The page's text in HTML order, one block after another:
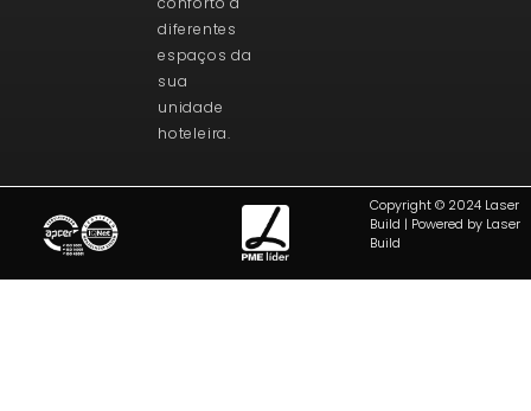
diferentes
espaços da
sua
unidade
hoteleira.
Copyright © 2024 Laser
Build | Powered by Laser
Build